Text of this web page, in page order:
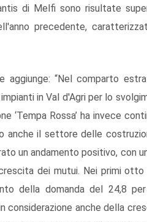
di Melfi sono risultate
precedente,
aggiunge: “Nel comparto
in Val d'Agri per lo
‘Tempa Rossa’ ha invece
anche il settore delle
un andamento positivo, con
dei mutui. Nei primi otto
della domanda del 24,8
considerazione anche della